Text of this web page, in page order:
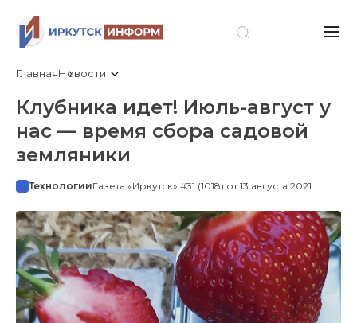
ГлавнаяНовости
Клубника идет! Июль-август у
нас — время сбора садовой
земляники
ТехнологииГазета «Иркутск» #31 (1018) от 13 августа 2021